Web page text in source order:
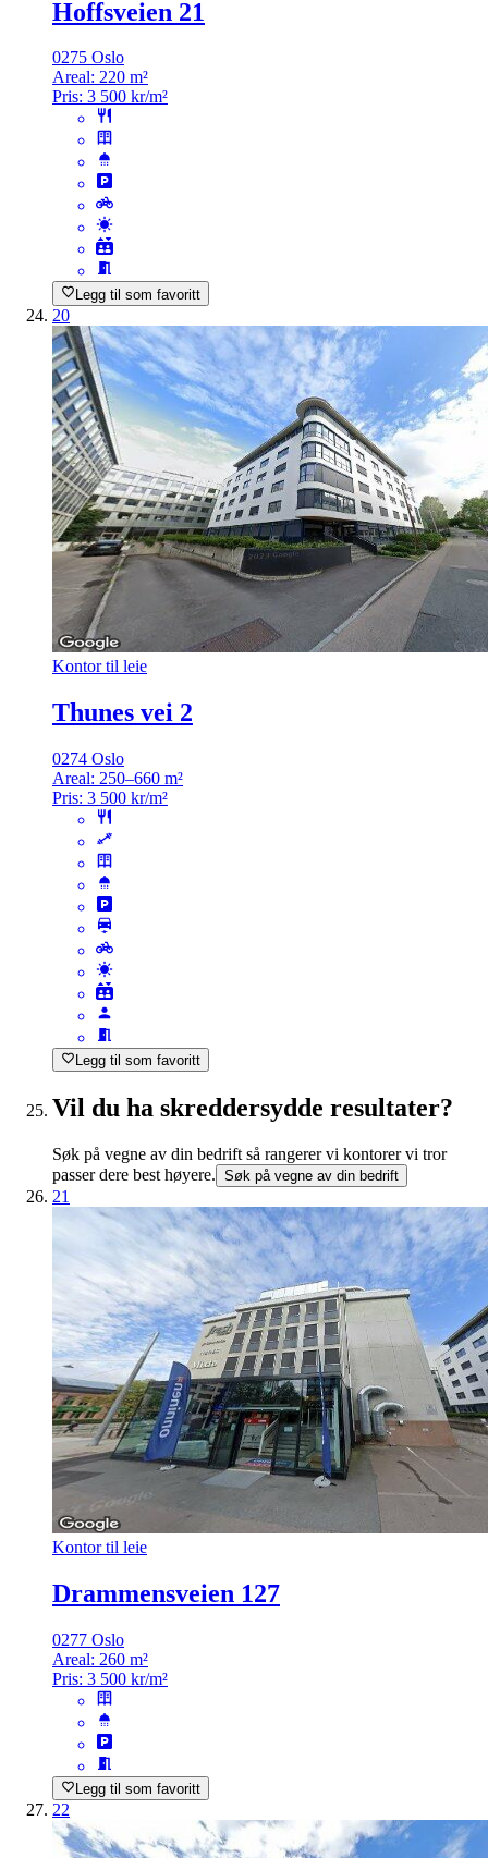
Hoffsveien 21
0275 Oslo
Areal: 220 m²
Pris: 3 500 kr/m²
Legg til som favoritt
20
Kontor til leie
Thunes vei 2
0274 Oslo
Areal: 250–660 m²
Pris: 3 500 kr/m²
Legg til som favoritt
Vil du ha skreddersydde resultater?
Søk på vegne av din bedrift så rangerer vi kontorer vi tror
passer dere best høyere. Søk på vegne av din bedrift
21
Kontor til leie
Drammensveien 127
0277 Oslo
Areal: 260 m²
Pris: 3 500 kr/m²
Legg til som favoritt
22